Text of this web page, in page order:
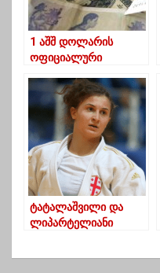
1 აშშ დოლარის
ოფიციალური
ლარი გახდა
ტატალაშვილი და
ლიპარტელიანი